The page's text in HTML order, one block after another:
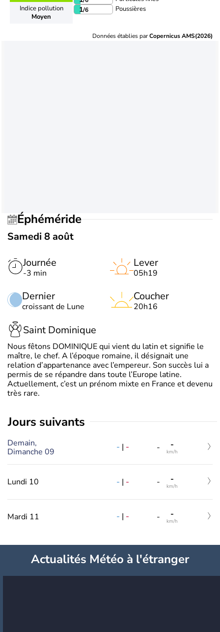
Indice pollution
Moyen
1/6 Poussières
Données établies parCopernicus AMS(2026)
Éphéméride
Samedi 8 août
Journée
-3 min
Dernier
croissant de Lune
Lever
05h19
Coucher
20h16
Saint Dominique
Nous fêtons DOMINIQUE qui vient du latin et signifie le
maître, le chef. A l’époque romaine, il désignait une
relation d’appartenance avec l’empereur. Son succès lui a
permis de se répandre dans toute l’Europe latine.
Actuellement, c’est un prénom mixte en France et devenu
très rare.
jours suivants
Demain,
Dimanche 09
- | - - -
km/h
Lundi 10 - | - - -
km/h
Mardi 11 - | - - -
km/h
Actualités Météo à l'étranger